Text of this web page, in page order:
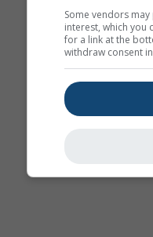
Some vendors
interest, which you
for a link at the
withdraw consent